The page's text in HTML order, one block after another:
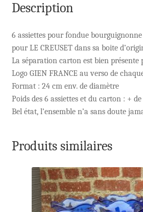
Description
6 assiettes pour fondue
pour LE CREUSET dans sa boite
La séparation carton est bien présente
Logo GIEN FRANCE au verso de
Format : 24 cm env. de diamètre
Poids des 6 assiettes et du carton : + de
Bel état, l’ensemble n’a sans doute
Produits similaires